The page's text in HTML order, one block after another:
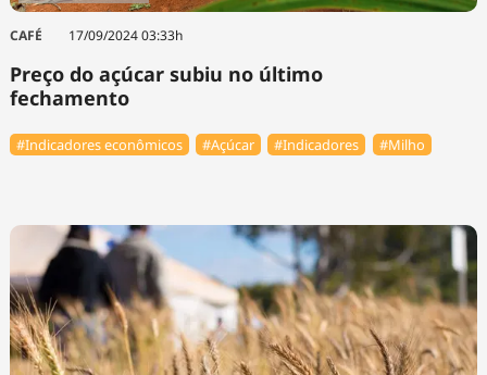
CAFÉ 17/09/2024 03:33h
Preço do açúcar subiu no último
fechamento
#Indicadores econômicos #Açúcar #Indicadores #Milho